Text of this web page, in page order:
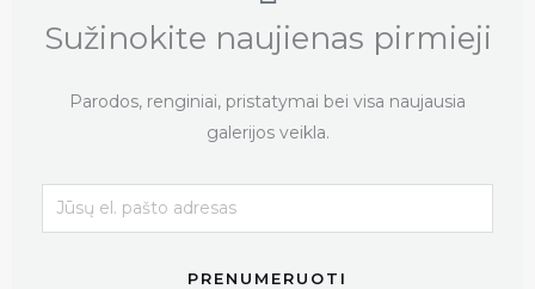
Sužinokite naujienas pirmieji
Parodos, renginiai, pristatymai bei visa naujausia
galerijos veikla.
PRENUMERUOTI